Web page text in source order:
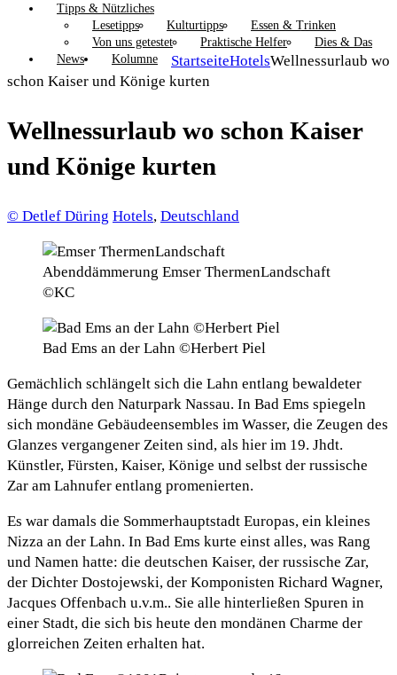
Tipps & Nützliches
Lesetipps
Kulturtipps
Essen & Trinken
Von uns getestet
Praktische Helfer
Dies & Das
News
Kolumne StartseiteHotelsWellnessurlaub wo
schon Kaiser und Könige kurten
Wellnessurlaub wo schon Kaiser
und Könige kurten
© Detlef Düring Hotels, Deutschland
Abenddämmerung Emser ThermenLandschaft
©KC
Bad Ems an der Lahn ©Herbert Piel
Gemächlich schlängelt sich die Lahn entlang bewaldeter
Hänge durch den Naturpark Nassau. In Bad Ems spiegeln
sich mondäne Gebäudeensembles im Wasser, die Zeugen des
Glanzes vergangener Zeiten sind, als hier im 19. Jhdt.
Künstler, Fürsten, Kaiser, Könige und selbst der russische
Zar am Lahnufer entlang promenierten.
Es war damals die Sommerhauptstadt Europas, ein kleines
Nizza an der Lahn. In Bad Ems kurte einst alles, was Rang
und Namen hatte: die deutschen Kaiser, der russische Zar,
der Dichter Dostojewski, der Komponisten Richard Wagner,
Jacques Offenbach u.v.m.. Sie alle hinterließen Spuren in
einer Stadt, die sich bis heute den mondänen Charme der
glorreichen Zeiten erhalten hat.